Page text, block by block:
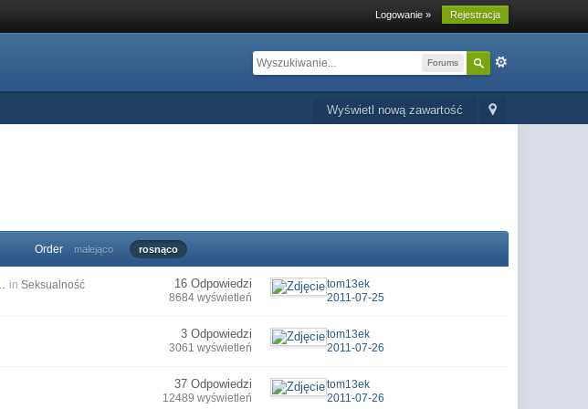
Logowanie » Rejestracja
Forums
Wyświetl nową zawartość
Order malejąco rosnąco
in Seksualność
16 Odpowiedzi
8684 wyświetleń
tom13ek
2011-07-25
3 Odpowiedzi
3061 wyświetleń
tom13ek
2011-07-26
37 Odpowiedzi
12489 wyświetleń
tom13ek
2011-07-26